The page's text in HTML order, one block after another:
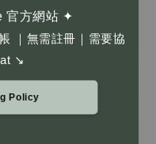
官方網站 ✦
｜無需註冊｜需要協
↘
Policy